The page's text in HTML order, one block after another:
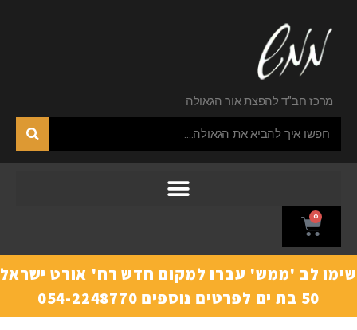
מרכז חב"ד להפצת אור הגאולה
0
שימו לב 'ממש' עברו למקום חדש רח' אורט ישראל
50 בת ים לפרטים נוספים 054-2248770